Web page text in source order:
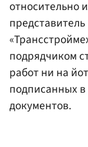
относительно
подрядчиком
работ ни на
подписанных в
документов.